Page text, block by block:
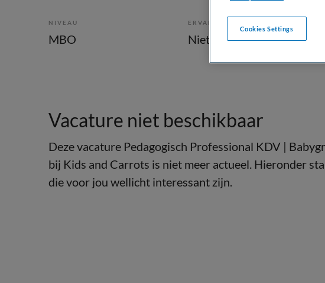
NIVEAU
MBO
ERVARING
Niet nader bepaald
Vacature niet beschikbaar
Deze vacature Pedagogisch Professional KDV |
bij Kids and Carrots is niet meer actueel. Hieronder
die voor jou wellicht interessant zijn.
Cookies Settings